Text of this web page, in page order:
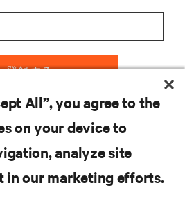
登録する
All”, you agree to the
on your device to
analyze site
in our marketing efforts.